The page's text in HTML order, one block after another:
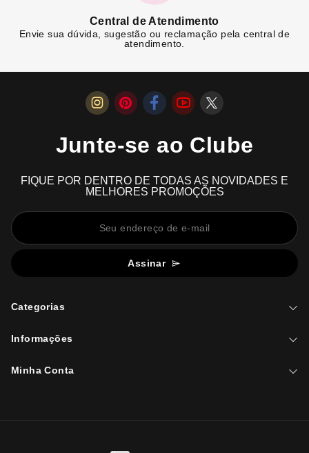
Central de Atendimento
Envie sua dúvida, sugestão ou reclamação pela central de
atendimento.
Junte-se ao Clube
FIQUE POR DENTRO DE TODAS AS NOVIDADES E
MELHORES PROMOÇÕES
Assinar
Categorias
Informações
Minha Conta